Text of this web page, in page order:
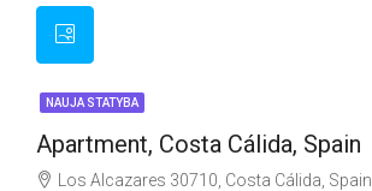
NAUJA STATYBA
Apartment, Costa Cálida, Spain
Los Alcazares 30710, Costa Cálida, Spain